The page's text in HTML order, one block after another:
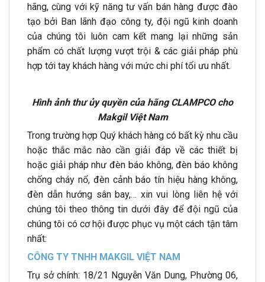
hãng, cùng với kỹ năng tư vấn bán hàng được đào
tạo bởi Ban lãnh đạo công ty, đội ngũ kinh doanh
của chúng tôi luôn cam kết mang lại những sản
phẩm có chất lượng vượt trội & các giải pháp phù
hợp tới tay khách hàng với mức chi phí tối ưu nhất.
Hình ảnh thư ủy quyền của hãng CLAMPCO cho
Makgil Việt Nam
Trong trường hợp Quý khách hàng có bất kỳ nhu cầu
hoặc thắc mắc nào cần giải đáp về các thiết bị
hoặc giải pháp như đèn báo không, đèn báo không
chống cháy nổ, đèn cảnh báo tín hiệu hàng không,
đèn dẫn hướng sân bay,… xin vui lòng liên hệ với
chúng tôi theo thông tin dưới đây để đội ngũ của
chúng tôi có cơ hội được phục vụ một cách tận tâm
nhất:
CÔNG TY TNHH MAKGIL VIỆT NAM
Trụ sở chính: 18/21 Nguyễn Văn Dung, Phường 06,